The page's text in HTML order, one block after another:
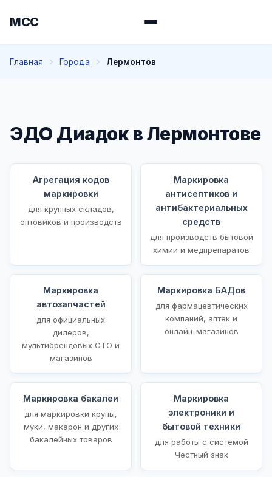
МСС
Главная Города Лермонтов
ЭДО Диадок в Лермонтове
Агрегация кодов
маркировки
для крупных складов,
оптовиков и производств
Маркировка
антисептиков и
антибактериальных
средств
для производств бытовой
химии и медпрепаратов
Маркировка
автозапчастей
для официальных
дилеров,
мультибрендовых СТО и
магазинов
Маркировка БАДов
для фармацевтических
компаний, аптек и
онлайн-магазинов
Маркировка бакалеи
для маркировки крупы,
муки, макарон и других
бакалейных товаров
Маркировка
электроники и
бытовой техники
для работы с системой
Честный знак